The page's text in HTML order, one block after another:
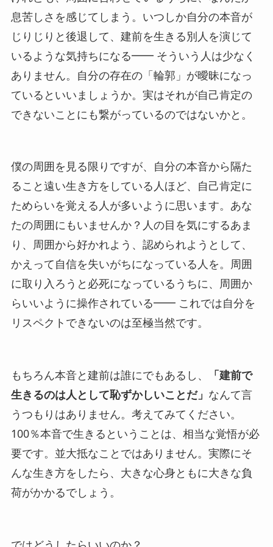
息苦しさを感じてしまう。いつしか自分の本音が
じりじりと後退して、建前を生きる別人を演じて
いるような気持ちになる━━ そういう人は少なく
ありません。自分の存在の「輪郭」が曖昧になっ
ているといいましょうか。 実はそれが自己肯定の
できないことにも繋がっているのではないかと。
僕の周囲を見る限りですが、自分の本音から隔た
ること遠い生き方をしている人ほど、自己肯定に
ためらいを覚える人が多いように思います。あな
たの周囲にもいませんか？人の目を気にするあま
り、周囲から好かれよう、認められようとして、
かえって自信を失いがちになっている人を。周囲
に取り入ろうと必死になっているうちに、周囲か
らいいように操作されている━━ これでは自分を
リスペクトできないのは至極当然です。
もちろん本音と建前は誰にでもあるし、
「建前で
生きるのは人として恥ずかしいことだ」 なんて言
うつもりはありません。考えてみてください。
100％本音で生きるということは、相当な覚悟が必
要です。並大抵なことではありません。実際にそ
んな生き方をしたら、大きな心身ともに大きな負
荷がかかるでしょう。